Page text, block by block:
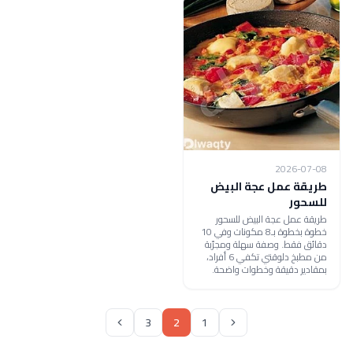
2026-07-08
طريقة عمل عجة البيض
للسحور
طريقة عمل عجة البيض للسحور
خطوة بخطوة بـ8 مكونات وفي 10
دقائق فقط. وصفة سهلة ومجرّبة
من مطبخ دلوقتي تكفي 6 أفراد،
بمقادير دقيقة وخطوات واضحة.
1
2
3